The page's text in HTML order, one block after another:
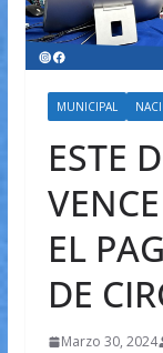
MUNICIPAL
ESTE
EL
DE
Marzo 30, 2024